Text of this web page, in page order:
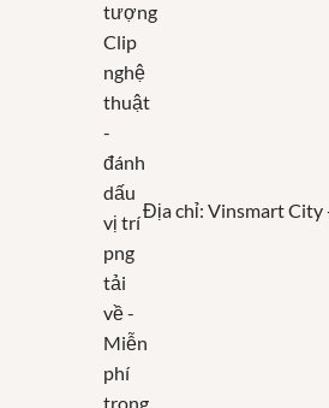
Địa chỉ: Vinsmart City